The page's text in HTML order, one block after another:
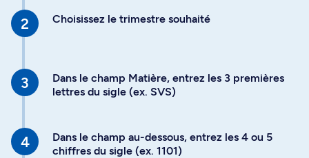
Choisissez le trimestre souhaité
Dans le champ Matière, entrez les 3 premières
lettres du sigle (ex. SVS)
Dans le champ au-dessous, entrez les 4 ou 5
chiffres du sigle (ex. 1101)